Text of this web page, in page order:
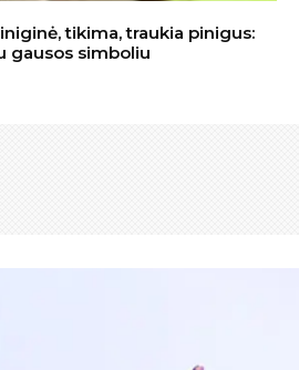
tikima, traukia pinigus:
gausos simboliu